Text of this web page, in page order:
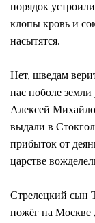
порядок
клопы кровь и
насытятся.
Нет, шведам
нас поболе
Алексей
выдали в
прибыток от
царстве
Стрелецкий сын
пожёг на Москве